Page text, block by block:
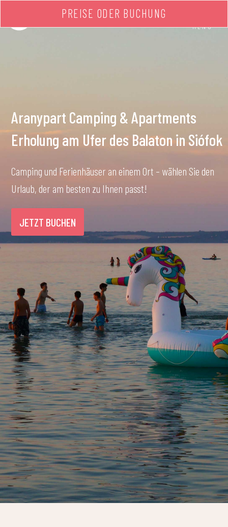
MENÜ
PREISE ODER BUCHUNG
Aranypart Camping & Apartments
Erholung am Ufer des Balaton in Siófok
Camping und Ferienhäuser an einem Ort – wählen Sie den
Urlaub, der am besten zu Ihnen passt!
JETZT BUCHEN